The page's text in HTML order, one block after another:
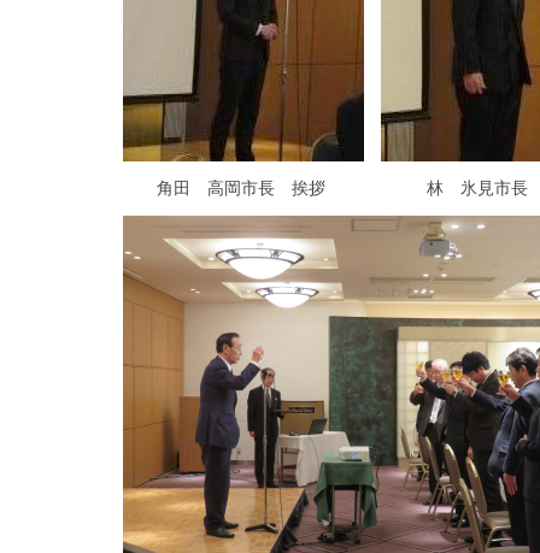
角田 高岡市長 挨拶 林 氷見市長